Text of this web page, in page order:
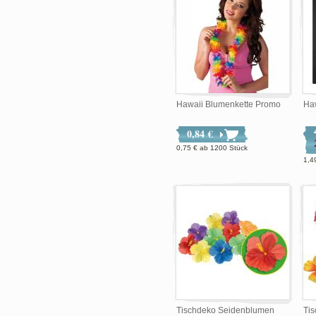
Hawaii Blumenkette Promo
0,84 €
0,75 € ab 1200 Stück
Tischdeko Seidenblumen